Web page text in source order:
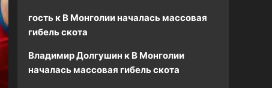
гостьк В Монголии началась массовая
гибель скота
Владимир Долгушин к В Монголии
началась массовая гибель скота